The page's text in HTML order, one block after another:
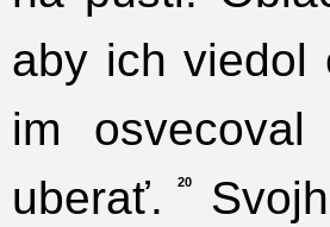
aby ich viedol
im
uberať.
20